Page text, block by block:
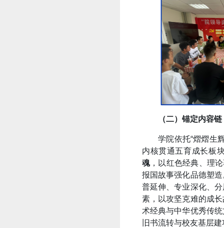
（二）锚定内容
学院依托“熠熠生
内核贯通五育成长板
魂，以红色经典、理
报国故事强化品德塑造
普延伸、专业深化、
素，以攻坚克难的成
术经典与中华优秀传
旧书流转与校友基层